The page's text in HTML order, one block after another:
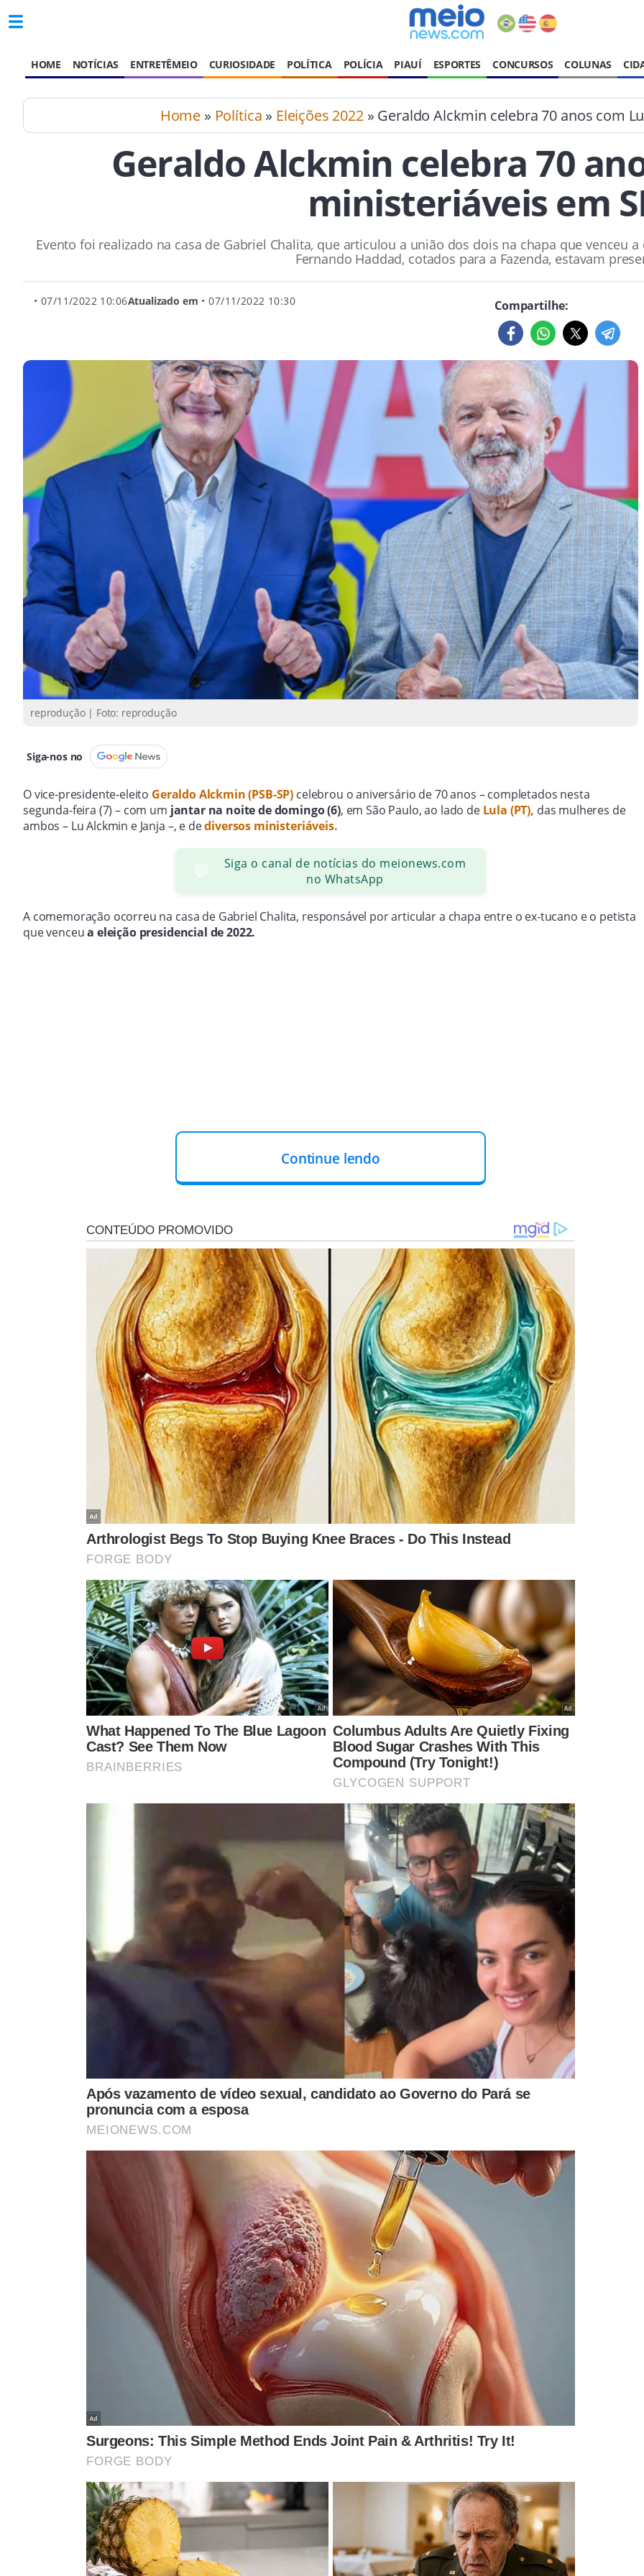
HOME NOTÍCIAS ENTRETÊMEIO CURIOSIDADE POLÍTICA POLÍCIA PIAUÍ ESPORTES CONCURSOS COLUNAS
Home » Política » Eleições 2022» Geraldo Alckmin celebra 70 anos com
Geraldo Alckmin celebra 70
ministeriáveis em
Evento foi realizado na casa de Gabriel Chalita, que articulou a união dos dois na chapa que venceu
Fernando Haddad, cotados para a Fazenda, estavam
• 07/11/2022 10:06Atualizado em • 07/11/2022 10:30 Compartilhe:
reprodução | Foto: reprodução
Siga-nos no
O vice-presidente-eleito Geraldo Alckmin (PSB-SP) celebrou o aniversário de 70 anos – completados nesta
segunda-feira (7) – com um jantar na noite de domingo (6), em São Paulo, ao lado de Lula (PT), das mulheres de
ambos – Lu Alckmin e Janja –, e dediversos ministeriáveis.
💬
Siga o canal de notícias do meionews.com
no WhatsApp
A comemoração ocorreu na casa de Gabriel Chalita, responsável por articular a chapa entre o ex-tucano e o petista
que venceua eleição presidencial de 2022.
Alckmin e Lula (Foto: Ascom PT)
Segundo um dos presentes, Chalita – nome aventado para ocupar os ministérios da Educação ou da Cultura – foi o
único a discursar. Ele agradeceu a coragem de Lula e Alckmin se se unirem "porque o país pode mais do que está
vivendo", e disse que "o Brasil "agora está respirando."
“Clima de confraternização. O Alckmin muito bem recebido, e Lu [mulher de Alckmin] é prata da casa. Falamos para
aela que ela ganhou a militância do PT”, diz Marco Aurélio Carvalho, coordenador do grupo Prerrogativas – que
reúne juristas – e estava no jantar.
O ex-presidente da Câmara dos Deputados Rodrigo Maia (PSDB-RJ) e o presidente do Conselho de Administração
do Bradesco, Luiz Carlos Trabuco Cappi, também participaram.
Durante o evento, a brincadeira era que,
se alguém gritasse a palavra ministro todo mundo olhava. Entre os
os ex-ministros Fernando Haddad (cotado para os ministérios Fazenda, do Planejamento e das Relações Exteriores)
e Alexandre Padilha (Fazenda, Saúde ou Casa Civil);
o prefeito de Araraquara, Edinho Silva (Casa Civil ou Secretaria de Governo);
os economistas Gabriel Galipolo (Planejamento ou Banco Nacional de Desenvolvimento Econômico e Social, o
BNDES) e Persio Arida (Fazenda ou Planejamento);
os advogados Cristiano Zanin Marco Aurelio Carvalho (Advocacia-Geral da União) e Pierpaolo Bottini (Supremo
e o ex-secretário de Educação de São Paulo Gabriel Chalita (Educação ou Cultura).
LULA
VER COMENTÁRIOS
Continue lendo